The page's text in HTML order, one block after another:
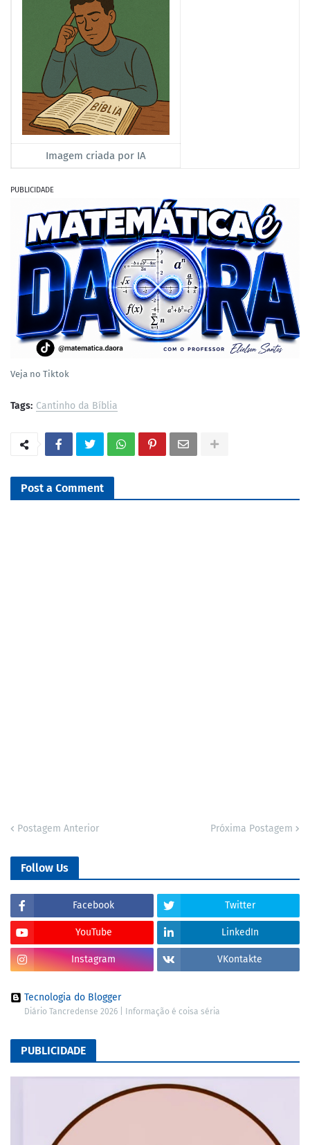
Imagem criada por IA
PUBLICIDADE
Veja no Tiktok
Tags: Cantinho da Bíblia
Post a Comment
Postagem Anterior Próxima Postagem
Follow Us
Facebook Twitter
YouTube LinkedIn
Instagram VKontakte
Tecnologia do Blogger
Diário Tancredense 2026 | Informação é coisa séria
PUBLICIDADE